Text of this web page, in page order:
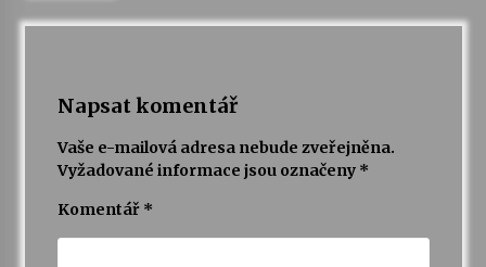
Napsat komentář
Vaše e-mailová adresa nebude zveřejněna.
Vyžadované informace jsou označeny *
Komentář *